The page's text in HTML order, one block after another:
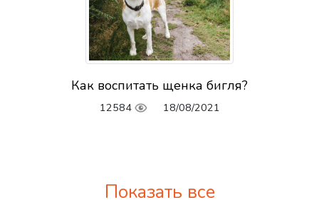
Как воспитать щенка бигля?
12584 18/08/2021
Показать все